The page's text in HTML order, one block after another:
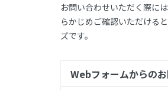
お問い合わせいただく際に
らかじめご確認いただける
ズです。
Webフォームからの